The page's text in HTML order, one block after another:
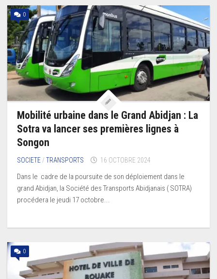
0
Mobilité urbaine dans le Grand Abidjan : La
Sotra va lancer ses premières lignes à
Songon
SOCIETE /TRANSPORTS 16 OCTOBRE 2024
Dans le cadre de la poursuite de son déploiement dans le
grand Abidjan, la Société des Transports Abidjanais ( SOTRA)
procédera le jeudi 17 octobre...
0